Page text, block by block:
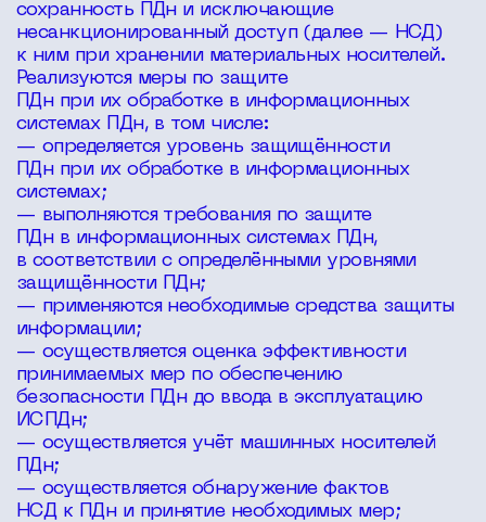
сохранность ПДн и исключающие
несанкционированный доступ (далее — НСД)
к ним при хранении материальных носителей.
Реализуются меры по защите
ПДн при их обработке в информационных
системах ПДн, в том числе:
— определяется уровень защищённости
ПДн при их обработке в информационных
системах;
— выполняются требования по защите
ПДн в информационных системах ПДн,
в соответствии с определёнными уровнями
защищённости ПДн;
— применяются необходимые средства защиты
информации;
— осуществляется оценка эффективности
принимаемых мер по обеспечению
безопасности ПДн до ввода в эксплуатацию
ИСПДн;
— осуществляется учёт машинных носителей
ПДн;
— осуществляется обнаружение фактов
НСД к ПДн и принятие необходимых мер;